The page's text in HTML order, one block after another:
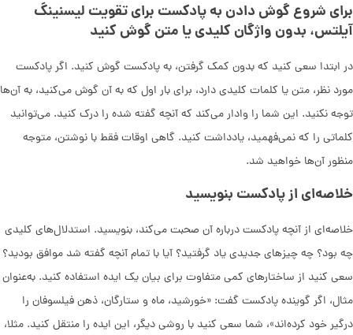
برای شروع گوش دادن به پادکست برای تقویت لیسنینگ
آیلتس، بدون واژگان کلیدی یا متن گوش کنید
در ابتدا سعی کنید که بدون کمک گرفتن، به پادکست گوش کنید. اگر پادکست
مورد نظر، متن یا کلمات کلیدی دارد، برای بار اول که به آن گوش می‌کنید، به آن‌ها
توجه نکنید. این شما را وادار می‌کند که آنچه گفته شده را درک کنید. می‌توانید
کلماتی را که نمی‌فهمید، یادداشت کنید. گاهی اوقات فقط با نوشتن، متوجه
منظور آن‌ها خواهید شد.
خلاصه‌ای از پادکست بنویسید
خلاصه‌ای از آنچه پادکست درباره آن صحبت می‌کند، بنویسید. استدلال‌های کلیدی
چه بود؟ چه چیزهای جدیدی یاد گرفتید؟ آیا با تمام آنچه گفته شد موافق بودید؟
سعی کنید از ساختارهای کمی متفاوت برای بیان یک ایده استفاده کنید. به‌عنوان
مثال، اگر گوینده پادکست گفت: «خورشید، ماه و ستارگان، ذهن فیلسوفان را
درگیر خود کرده‌اند»، شما سعی کنید با روشی دیگر، این ایده را منتقل کنید. مثلا،